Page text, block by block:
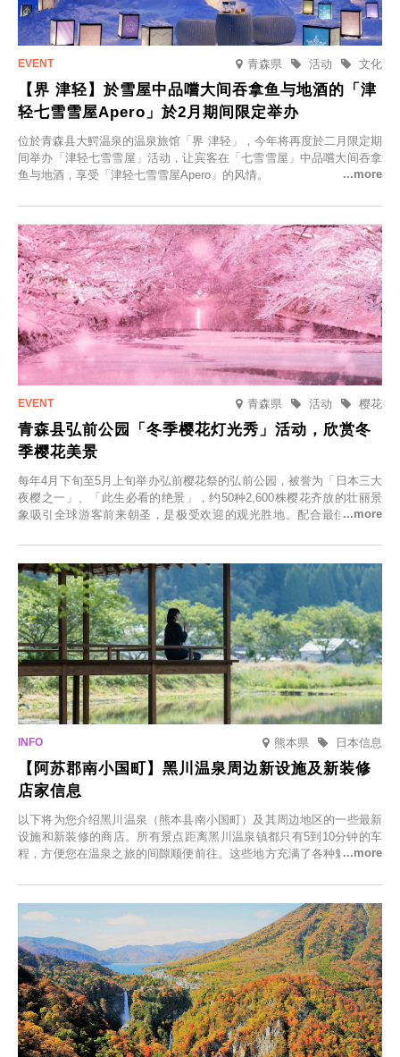
青森県 文化
活动
【界 津轻】於雪屋中品嚐大间吞拿鱼与地酒的「津
轻七雪雪屋Apero」於2月期间限定举办
位於青森县大鰐温泉的温泉旅馆「界 津轻」，今年将再度於二月限定期
间举办「津轻七雪雪屋」活动，让宾客在「七雪雪屋」中品嚐大间吞拿
鱼与地酒，享受「津轻七雪雪屋Apero」的风情。
青森県 樱花
活动
青森县弘前公园「冬季樱花灯光秀」活动，欣赏冬
季樱花美景
每年4月下旬至5月上旬举办弘前樱花祭的弘前公园，被誉为「日本三大
夜樱之一」、「此生必看的绝景」，约50种2,600株樱花齐放的壮丽景
象吸引全球游客前来朝圣，是极受欢迎的观光胜地。配合最佳观雪时
「冬季樱花灯光秀」。
熊本県 日本信息
【阿苏郡南小国町】黑川温泉周边新设施及新装修
店家信息
以下将为您介绍黑川温泉（熊本县南小国町）及其周边地区的一些最新
设施和新装修的商店。所有景点距离黑川温泉镇都只有5到10分钟的车
程，方便您在温泉之旅的间隙顺便前往。这些地方充满了各种魅力，包
食材的餐厅。让您体验黑川温泉的全新乐趣。